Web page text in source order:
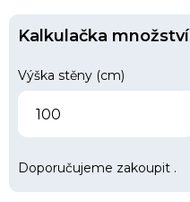
Kalkulačka množství
Výška stěny (cm)
Doporučujeme zakoupit .